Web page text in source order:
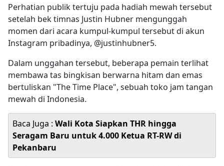
Perhatian publik tertuju pada hadiah mewah tersebut
setelah bek timnas Justin Hubner mengunggah
momen dari acara kumpul-kumpul tersebut di akun
Instagram pribadinya, @justinhubner5.
Dalam unggahan tersebut, beberapa pemain terlihat
membawa tas bingkisan berwarna hitam dan emas
bertuliskan "The Time Place", sebuah toko jam tangan
mewah di Indonesia.
Baca Juga : Wali Kota Siapkan THR hingga
Seragam Baru untuk 4.000 Ketua RT-RW di
Pekanbaru